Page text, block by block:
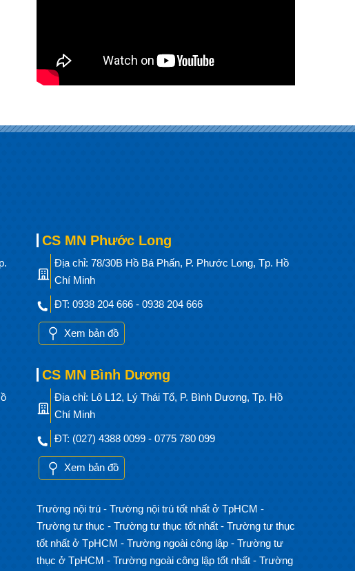
CS MN Phước Long
Địa chỉ: 78/30B Hồ Bá Phấn, P. Phước Long, Tp. Hồ
Chí Minh
ĐT: 0938 204 666 - 0938 204 666
Xem bản đồ
CS MN Bình Dương
Địa chỉ: Lô L12, Lý Thái Tổ, P. Bình Dương, Tp. Hồ
Chí Minh
ĐT: (027) 4388 0099 - 0775 780 099
Xem bản đồ
Trường nội trú - Trường nội trú tốt nhất ở TpHCM -
Trường tư thục - Trường tư thục tốt nhất - Trường tư thục
tốt nhất ở TpHCM - Trường ngoài công lập - Trường tư
thục ở TpHCM - Trường ngoài công lập tốt nhất - Trường